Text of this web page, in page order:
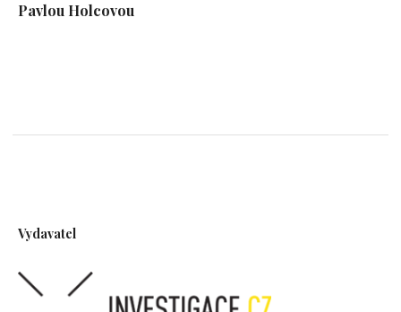
Pavlou Holcovou
Vydavatel